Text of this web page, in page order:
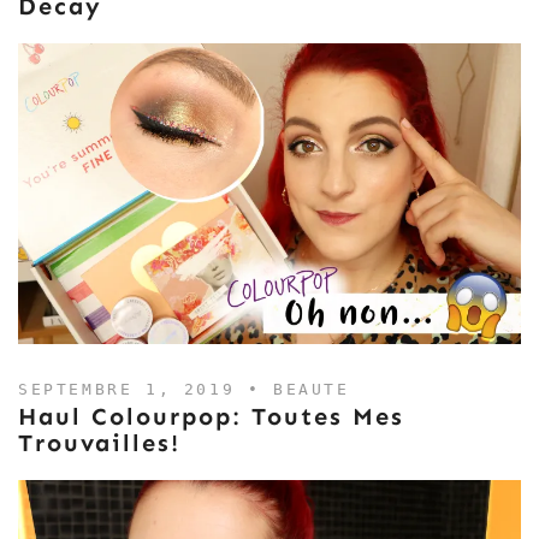
Decay
SEPTEMBRE 1, 2019 • BEAUTE
Haul Colourpop: Toutes Mes
Trouvailles!